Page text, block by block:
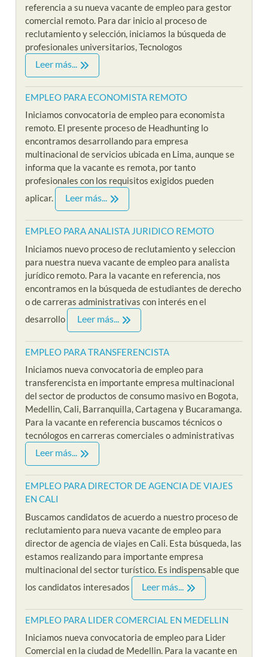
referencia a su nueva vacante de empleo para gestor
comercial remoto. Para dar inicio al proceso de
reclutamiento y selección, iniciamos la búsqueda de
profesionales universitarios, Tecnologos
Leer más...
EMPLEO PARA ECONOMISTA REMOTO
Iniciamos convocatoria de empleo para economista
remoto. El presente proceso de Headhunting lo
encontramos desarrollando para empresa
multinacional de servicios ubicada en Lima, aunque se
informa que la vacante es remota, por tanto
profesionales con los requisitos exigidos pueden
aplicar.
Leer más...
EMPLEO PARA ANALISTA JURIDICO REMOTO
Iniciamos nuevo proceso de reclutamiento y seleccion
para nuestra nueva vacante de empleo para analista
jurídico remoto. Para la vacante en referencia, nos
encontramos en la búsqueda de estudiantes de derecho
o de carreras administrativas con interés en el
desarrollo
Leer más...
EMPLEO PARA TRANSFERENCISTA
Iniciamos nueva convocatoria de empleo para
transferencista en importante empresa multinacional
del sector de productos de consumo masivo en Bogota,
Medellin, Cali, Barranquilla, Cartagena y Bucaramanga.
Para la vacante en referencia buscamos técnicos o
tecnólogos en carreras comerciales o administrativas
Leer más...
EMPLEO PARA DIRECTOR DE AGENCIA DE VIAJES
EN CALI
Buscamos candidatos de acuerdo a nuestro proceso de
reclutamiento para nueva vacante de empleo para
director de agencia de viajes en Cali. Esta búsqueda, las
estamos realizando para importante empresa
multinacional del sector turístico. Es indispensable que
los candidatos interesados
Leer más...
EMPLEO PARA LIDER COMERCIAL EN MEDELLIN
Iniciamos nueva convocatoria de empleo para Lider
Comercial en la ciudad de Medellin. Para la vacante en